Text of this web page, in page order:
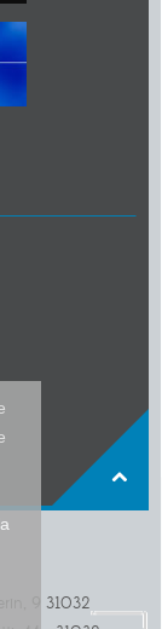
9 31032